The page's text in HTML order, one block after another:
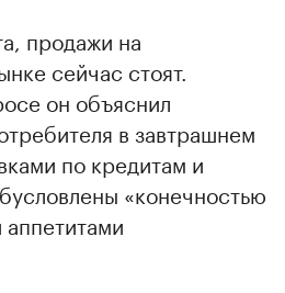
продажи на
сейчас стоят.
он объяснил
в завтрашнем
по кредитам и
«конечностью